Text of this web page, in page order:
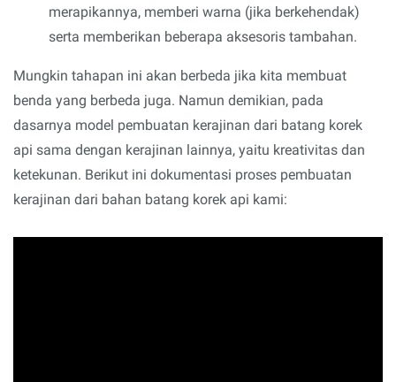
merapikannya, memberi warna (jika berkehendak)
serta memberikan beberapa aksesoris tambahan.
Mungkin tahapan ini akan berbeda jika kita membuat
benda yang berbeda juga. Namun demikian, pada
dasarnya model pembuatan kerajinan dari batang korek
api sama dengan kerajinan lainnya, yaitu kreativitas dan
ketekunan. Berikut ini dokumentasi proses pembuatan
kerajinan dari bahan batang korek api kami: